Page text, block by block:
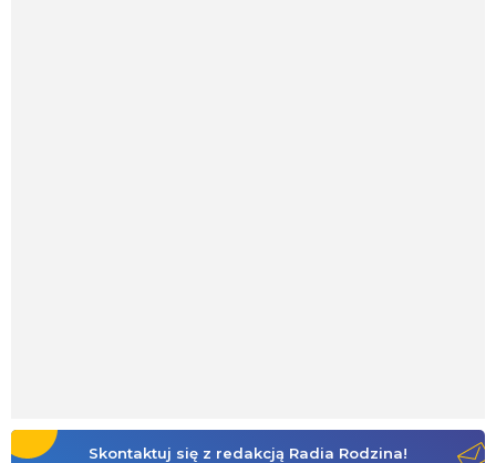
Skontaktuj się z redakcją Radia Rodzina!